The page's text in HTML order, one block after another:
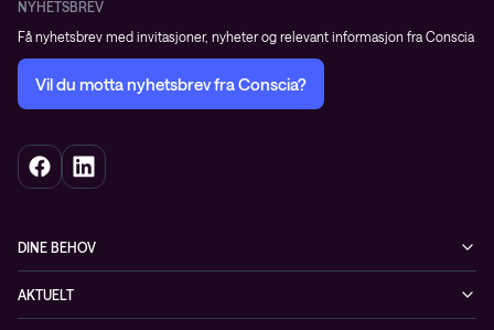
NYHETSBREV
Få nyhetsbrev med invitasjoner, nyheter og relevant informasjon fra Conscia
Vil du motta nyhetsbrev fra Conscia?
DINE BEHOV
Sikkerhet
AKTUELT